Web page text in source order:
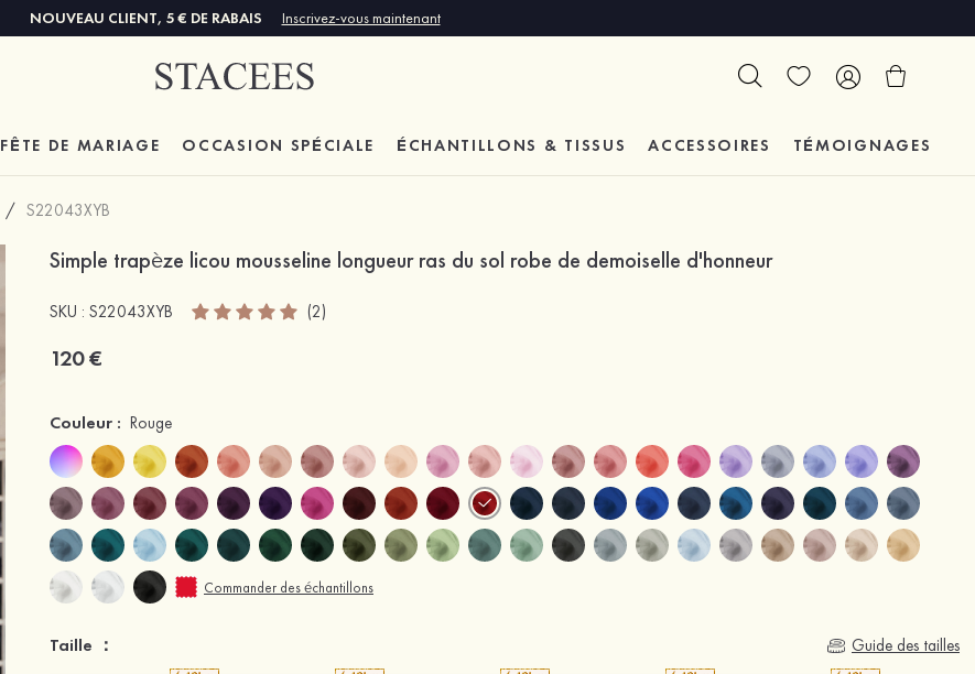
NOUVEAU CLIENT, 5 € DE RABAIS Inscrivez-vous maintenant
FÊTE DE MARIAGE OCCASION SPÉCIALE ÉCHANTILLONS & TISSUS ACCESSOIRES TÉMOIGNAGES
/ S22043XYB
Simple trapèze licou mousseline longueur ras du sol robe de demoiselle d'honneur
SKU : S22043XYB (2)
120 €
Couleur : Rouge
Commander des échantillons
Taille ： Guide des tailles